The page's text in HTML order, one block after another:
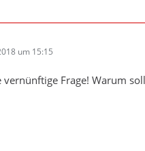
um 15:15
vernünftige Frage! Warum